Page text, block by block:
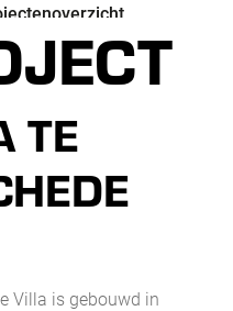
TE
Villa is gebouwd in